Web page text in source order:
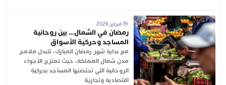
19 فبراير 2026
رمضان في الشمال… بين روحانية
المساجد وحركية الأسواق
مع بداية شهر رمضان المبارك، تتبدل ملامح
مدن شمال المملكة، حيث تمتزج الأجواء
الروحانية التي تحتضنها المساجد بحركية
اقتصادية وتجارية